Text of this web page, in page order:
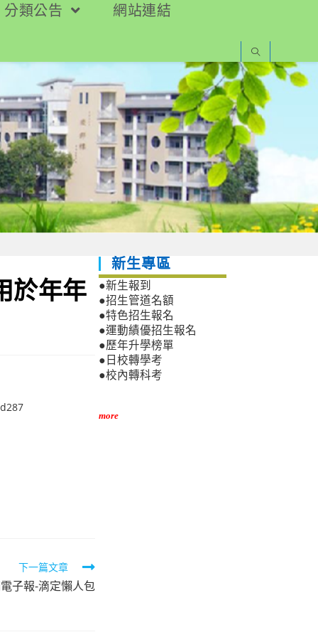
分類公告
網站連結
於年年
下一篇文章
子報-滴定懶人包
新生專區
●新生報到
●招生管道名額
●特色招生報名
●運動績優招生報名
●歷年升學榜單
●日校轉學考
●校內轉科考
more